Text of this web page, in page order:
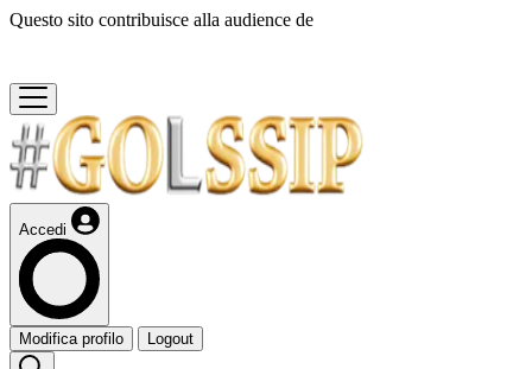
Questo sito contribuisce alla audience de
Accedi
Modifica profilo Logout